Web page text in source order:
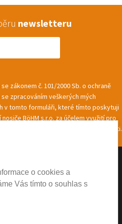
o cookies a
Vás tímto o souhlas s
newsletteru
zákonem č. 101/2000 Sb. o ochraně
zpracováním veškerých mých
v tomto formuláři, které tímto poskytuji
BöHM s.r.o. za účelem využití pro
zasílání informací a nabídek společnosti.